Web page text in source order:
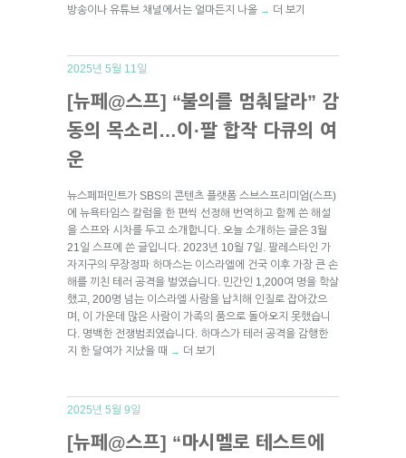
방송이나 유튜브 채널에서는 얼마든지 나올 → 더 보기
2025년 5월 11일
[뉴페@스프] “불의를 멈춰달라” 감
동의 목소리…이·팔 합작 다큐의 여
운
뉴스페퍼민트가 SBS의 콘텐츠 플랫폼 스브스프리미엄(스프)
에 뉴욕타임스 칼럼을 한 편씩 선정해 번역하고 함께 쓴 해설
을 스프와 시차를 두고 소개합니다. 오늘 소개하는 글은 3월
21일 스프에 쓴 글입니다. 2023년 10월 7일. 팔레스타인 가
자지구의 무장정파 하마스는 이스라엘에 건국 이후 가장 큰 손
해를 끼친 테러 공격을 벌였습니다. 민간인 1,200여 명을 학살
했고, 200명 넘는 이스라엘 사람을 납치해 인질로 잡아갔으
며, 이 가운데 많은 사람이 가족의 품으로 돌아오지 못했습니
다. 명백한 전쟁범죄였습니다. 하마스가 테러 공격을 감행한
지 한 달여가 지났을 때 → 더 보기
2025년 5월 9일
[뉴페@스프] “마시멜로 테스트에